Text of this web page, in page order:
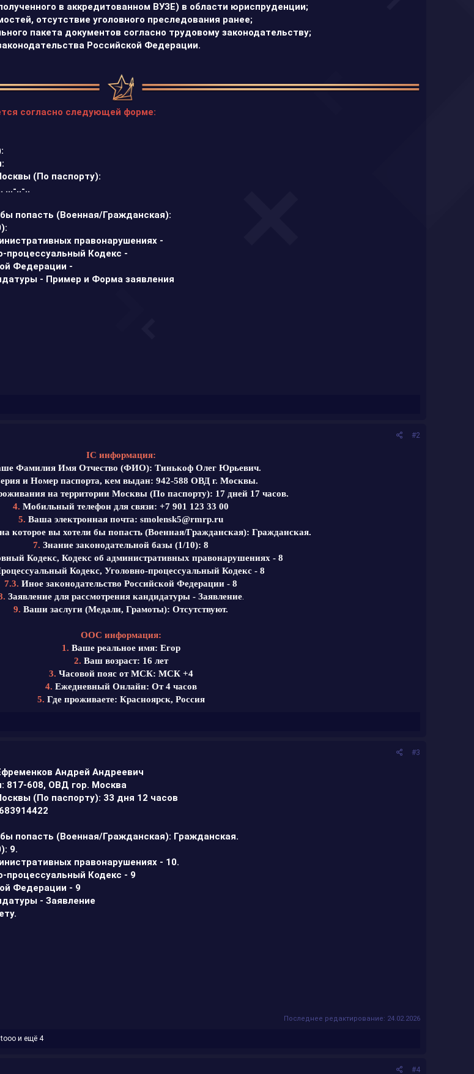
в аккредитованном ВУЗЕ) в области юриспруденции;
отсутствие уголовного преследования ранее;
пакета документов согласно трудовому законодательству;
Российской Федерации.
согласно следующей форме:
(По паспорту):
...-..-..
попасть (Военная/Гражданская):
правонарушениях -
процессуальный Кодекс -
Федерации -
- Пример и Форма заявления
#2
IС информация:
Фамилия Имя Отчество (ФИО): Тинькоф Олег Юрьевич.
и Номер паспорта, кем выдан: 942-588 ОВД г. Москвы.
на территории Москвы (По паспорту): 17 дней 17 часов.
4.Мобильный телефон для связи:+7 901 123 33 00
5. Ваша электронная почта:smolensk5@rmrp.ru
которое вы хотели бы попасть (Военная/Гражданская): Гражданская.
7.Знание законодательной базы (1/10): 8
Кодекс, Кодекс об административных правонарушениях - 8
Кодекс, Уголовно-процессуальный Кодекс - 8
7.3. Иное законодательство Российской Федерации - 8
Заявление для рассмотрения кандидатуры - Заявление.
9.Ваши заслуги (Медали, Грамоты): Отсутствуют.
ООС информация:
1. Ваше реальное имя: Егор
2. Ваш возраст: 16 лет
3. Часовой пояс от МСК: МСК +4
4. Ежедневный Онлайн: От 4 часов
5. Где проживаете: Красноярск, Россия
#3
Андрей Андреевич
817-608, ОВД гор. Москва
(По паспорту): 33 дня 12 часов
попасть (Военная/Гражданская): Гражданская.
9.
правонарушениях - 10.
процессуальный Кодекс - 9
Федерации - 9
- Заявление
Последнее редактирование: 24.02.2026
и ещё 4
#4